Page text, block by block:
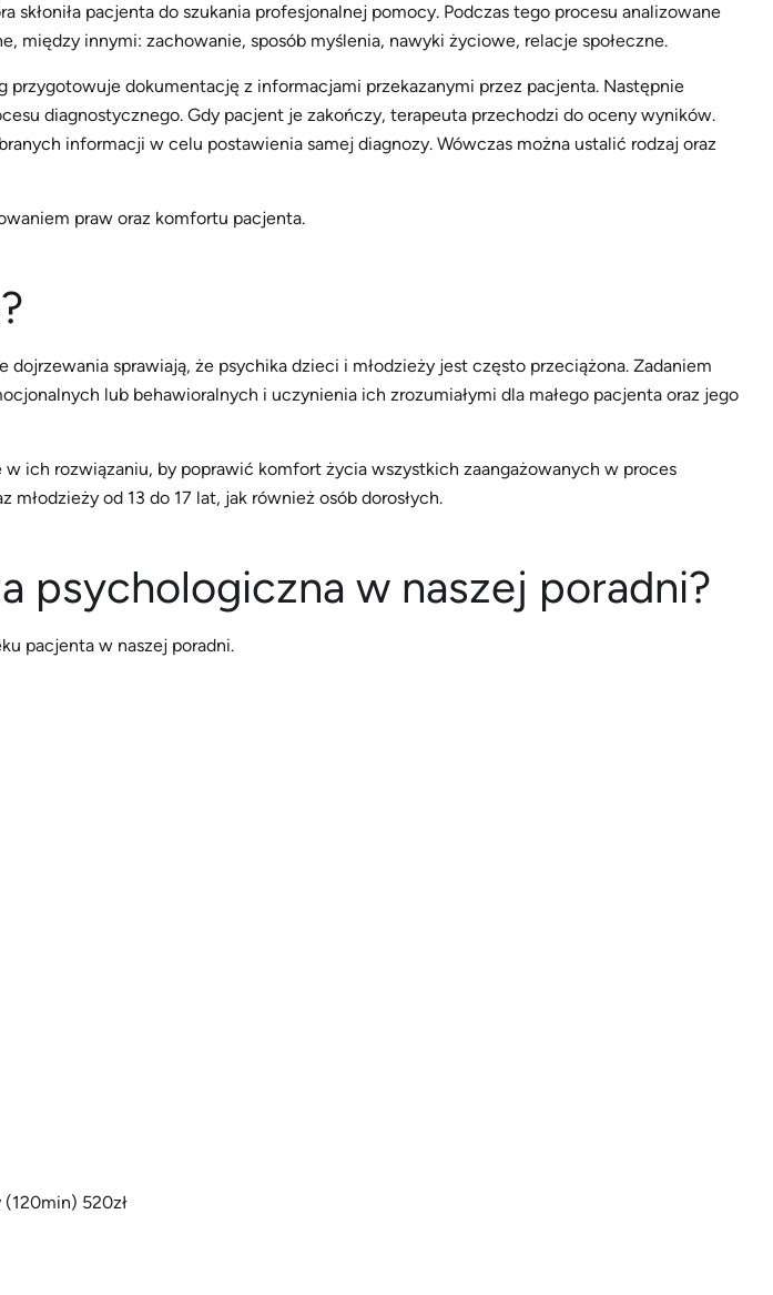
pacjenta do szukania profesjonalnej pomocy. Podczas tego procesu analizowane
między innymi: zachowanie, sposób myślenia, nawyki życiowe, relacje społeczne.
dokumentację z informacjami przekazanymi przez pacjenta. Następnie
diagnostycznego. Gdy pacjent je zakończy, terapeuta przechodzi do oceny wyników.
informacji w celu postawienia samej diagnozy. Wówczas można ustalić rodzaj oraz
praw oraz komfortu pacjenta.
sprawiają, że psychika dzieci i młodzieży jest często przeciążona. Zadaniem
lub behawioralnych i uczynienia ich zrozumiałymi dla małego pacjenta oraz jego
ich rozwiązaniu, by poprawić komfort życia wszystkich zaangażowanych w proces
od 13 do 17 lat, jak również osób dorosłych.
psychologiczna w naszej poradni?
pacjenta w naszej poradni.
520zł